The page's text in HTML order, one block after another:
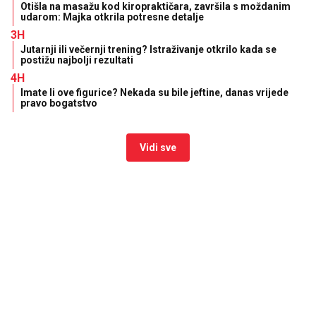
Otišla na masažu kod kiropraktičara, završila s moždanim
udarom: Majka otkrila potresne detalje
3H
Jutarnji ili večernji trening? Istraživanje otkrilo kada se
postižu najbolji rezultati
4H
Imate li ove figurice? Nekada su bile jeftine, danas vrijede
pravo bogatstvo
Vidi sve